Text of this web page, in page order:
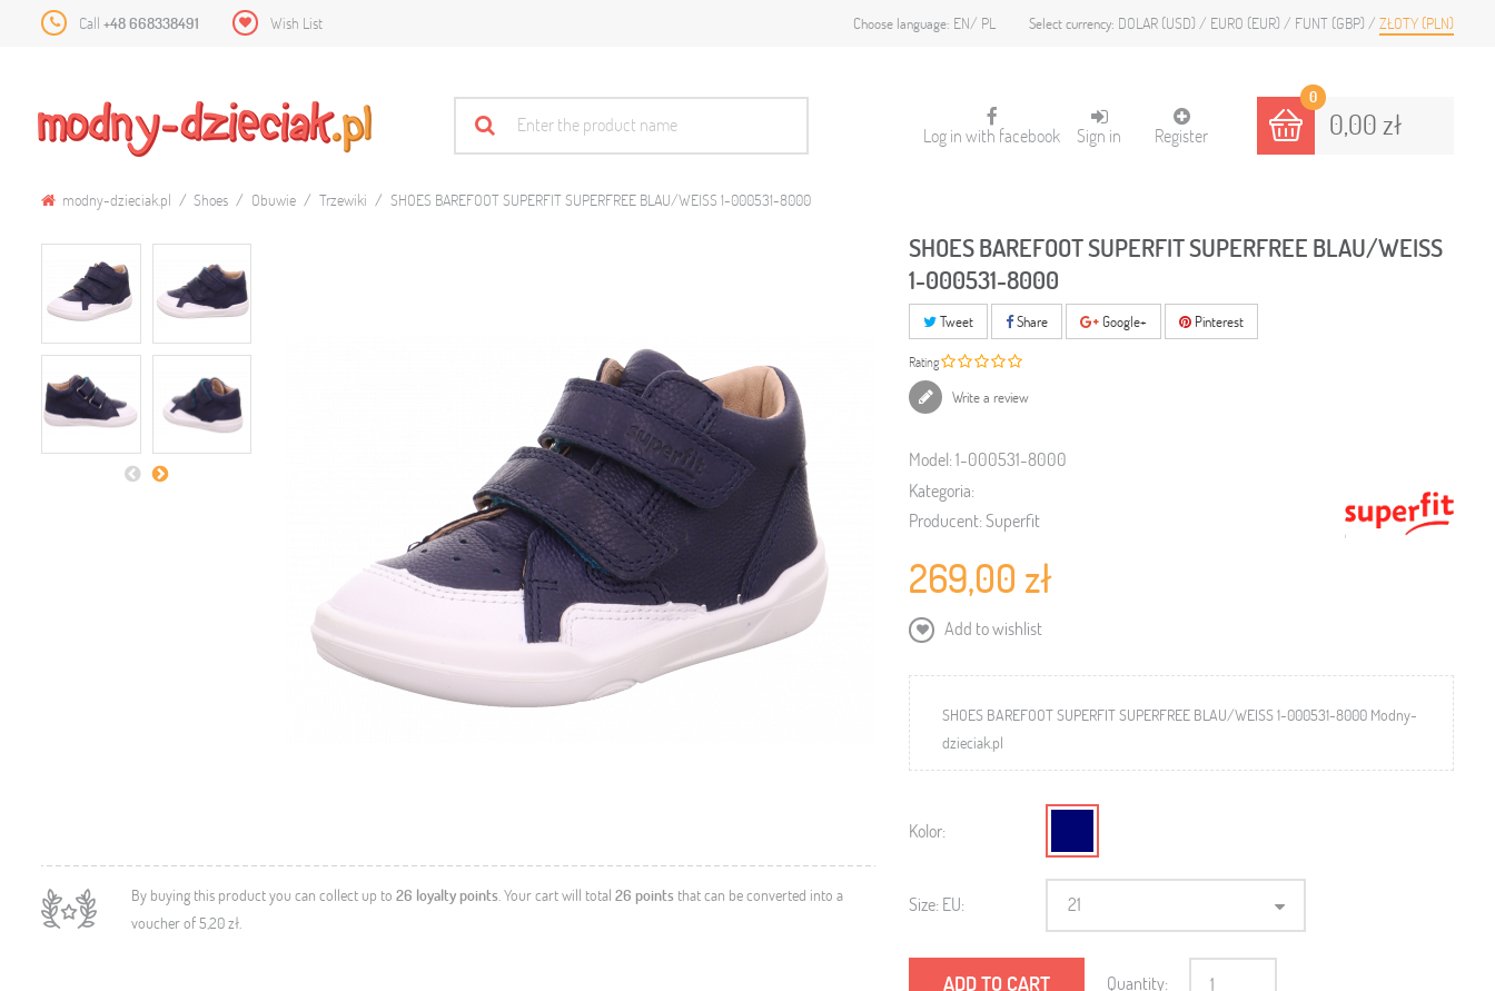
Call +48 668338491 Wish List Select currency: DOLAR (USD) EURO (EUR) FUNT (GBP) ZŁOTY (PLN)
Choose language: EN PL
0
0,00 zł
Sign in Register
Log in with facebook
modny-dzieciak.pl Shoes Obuwie Trzewiki SHOES BAREFOOT SUPERFIT SUPERFREE BLAU/WEISS 1-000531-8000
By buying this product you can collect up to 26 loyalty points. Your cart will total 26 points that can be converted into a
voucher of5,20 zł.
SHOES BAREFOOT SUPERFIT SUPERFREE BLAU/WEISS
1-000531-8000
Tweet Share Google+ Pinterest
Rating
Write a review
Model:1-000531-8000
Kategoria:
Producent:Superfit
269,00 zł
Add to wishlist
SHOES BAREFOOT SUPERFIT SUPERFREE BLAU/WEISS 1-000531-8000 Modny-
dzieciak.pl
Kolor:
Size: EU: 21
ADD TO CART Quantity: